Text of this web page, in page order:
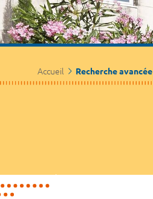
Accueil Recherche avancée